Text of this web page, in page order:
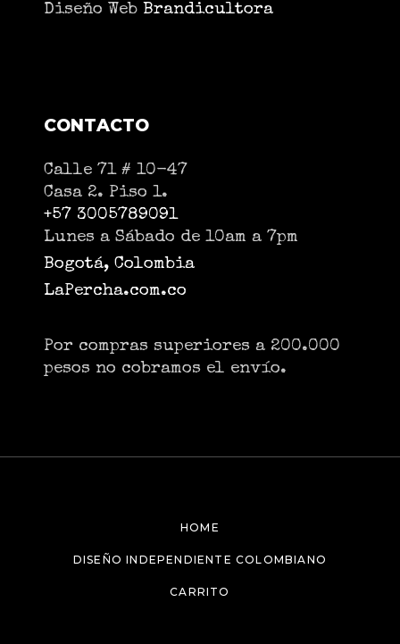
Diseño Web Brandicultora
CONTACTO
Calle 71 # 10-47
Casa 2. Piso 1.
+57 3005789091
Lunes a Sábado de 10am a 7pm
Bogotá, Colombia
LaPercha.com.co
Por compras superiores a 200.000
pesos no cobramos el envío.
HOME
DISEÑO INDEPENDIENTE COLOMBIANO
CARRITO